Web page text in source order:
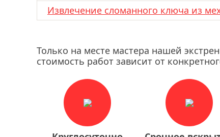
Извлечение сломанного ключа из
Только на месте мастера нашей
стоимость работ зависит от